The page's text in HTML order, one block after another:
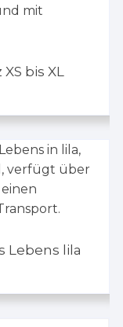
bis XL
Lebens lila